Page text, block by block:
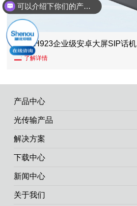
SOC-H923企业级安卓大屏SIP话机
了解详情
产品中心
光传输产品
解决方案
下载中心
新闻中心
关于我们
可以介绍下你们的产品么？